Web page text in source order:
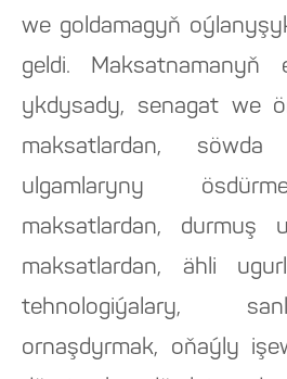
we goldamagyň
geldi. Maksatnamanyň
ykdysady, senagat we
maksatlardan,
ulgamlaryny
maksatlardan, durmuş
maksatlardan, ähli
tehnologiýalary,
ornaşdyrmak, oňaýly